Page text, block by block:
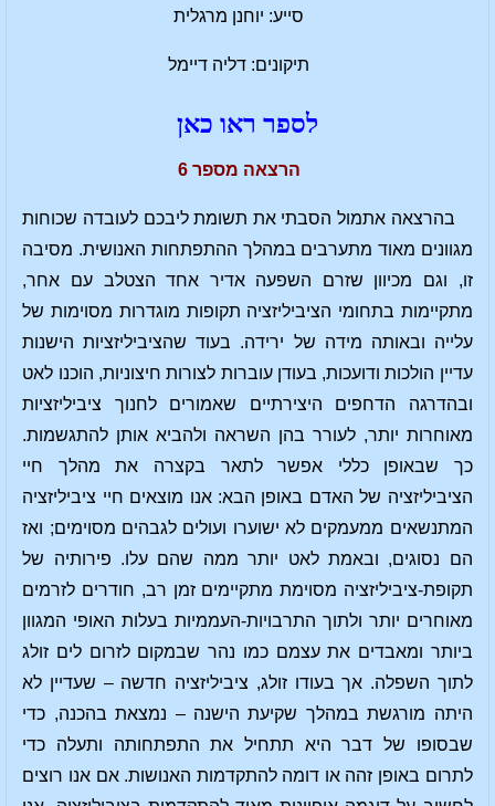
סייע: יוחנן מרגלית
תיקונים: דליה דיימל
לספר ראו כאן
הרצאה מספר 6
בהרצאה אתמול הסבתי את תשומת ליבכם לעובדה שכוחות
מגוונים מאוד מתערבים במהלך ההתפתחות האנושית. מסיבה
זו, וגם מכיוון שזרם השפעה אדיר אחד הצטלב עם אחר,
מתקיימות בתחומי הציביליזציה תקופות מוגדרות מסוימות של
עלייה ובאותה מידה של ירידה. בעוד שהציביליזציות הישנות
עדיין הולכות ודועכות, בעודן עוברות לצורות חיצוניות, הוכנו לאט
ובהדרגה הדחפים היצירתיים שאמורים לחנוך ציביליזציות
מאוחרות יותר, לעורר בהן השראה ולהביא אותן להתגשמות.
כך שבאופן כללי אפשר לתאר בקצרה את מהלך חיי
הציביליזציה של האדם באופן הבא: אנו מוצאים חיי ציביליזציה
המתנשאים ממעמקים לא ישוערו ועולים לגבהים מסוימים; ואז
הם נסוגים, ובאמת לאט יותר ממה שהם עלו. פירותיה של
תקופת-ציביליזציה מסוימת מתקיימים זמן רב, חודרים לזרמים
מאוחרים יותר ולתוך התרבויות-העממיות בעלות האופי המגוון
ביותר ומאבדים את עצמם כמו נהר שבמקום לזרום לים זולג
לתוך השפלה. אך בעודו זולג, ציביליזציה חדשה – שעדיין לא
היתה מורגשת במהלך שקיעת הישנה – נמצאת בהכנה, כדי
שבסופו של דבר היא תתחיל את התפתחותה ותעלה כדי
לתרום באופן זהה או דומה להתקדמות האנושות. אם אנו רוצים